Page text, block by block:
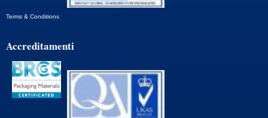
Terms & Conditions
Accreditamenti